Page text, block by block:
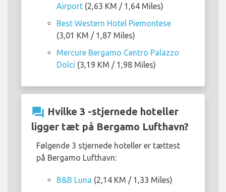
Airport (2,63 KM / 1,64 Miles)
Best Western Hotel Piemontese
(3,01 KM / 1,87 Miles)
Mercure Bergamo Centro Palazzo
Dolci (3,19 KM / 1,98 Miles)
question_answer Hvilke 3 -stjernede hoteller
ligger tæt på Bergamo Lufthavn?
Følgende 3 stjernede hoteller er tættest
på Bergamo Lufthavn:
B&B Luna (2,14 KM / 1,33 Miles)